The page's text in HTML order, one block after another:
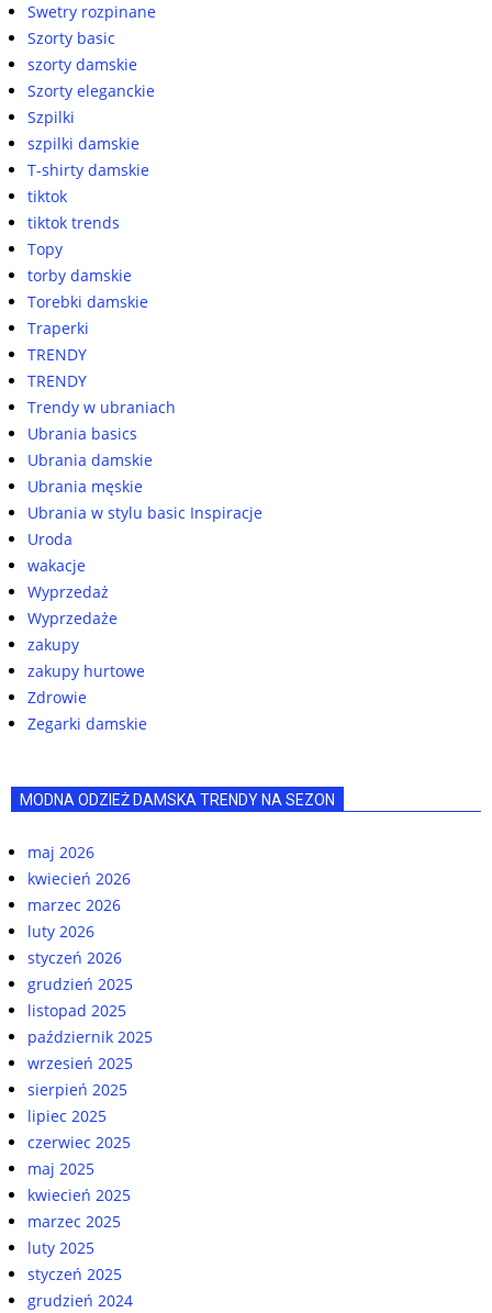
Swetry rozpinane
Szorty basic
szorty damskie
Szorty eleganckie
Szpilki
szpilki damskie
T-shirty damskie
tiktok
tiktok trends
Topy
torby damskie
Torebki damskie
Traperki
TRENDY
TRENDY
Trendy w ubraniach
Ubrania basics
Ubrania damskie
Ubrania męskie
Ubrania w stylu basic Inspiracje
Uroda
wakacje
Wyprzedaż
Wyprzedaże
zakupy
zakupy hurtowe
Zdrowie
Zegarki damskie
MODNA ODZIEŻ DAMSKA TRENDY NA SEZON
maj 2026
kwiecień 2026
marzec 2026
luty 2026
styczeń 2026
grudzień 2025
listopad 2025
październik 2025
wrzesień 2025
sierpień 2025
lipiec 2025
czerwiec 2025
maj 2025
kwiecień 2025
marzec 2025
luty 2025
styczeń 2025
grudzień 2024